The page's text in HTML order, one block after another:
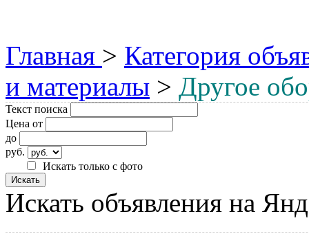
Главная > Категория
и материалы > Другое
Текст поиска
Цена от
до
руб.
Искать только с фото
Искать объявления на